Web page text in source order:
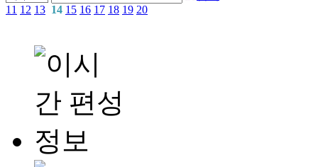
11 12 13 14 15 16 17 18 19 20